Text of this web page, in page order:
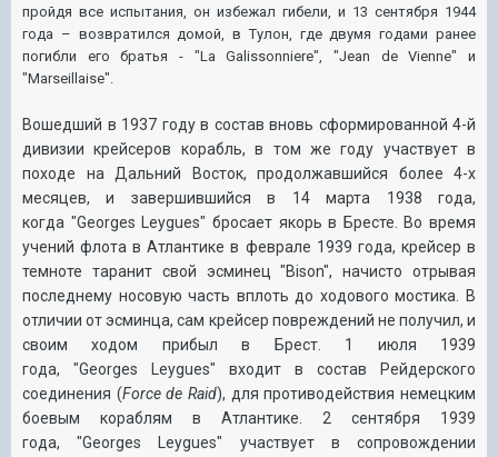
пройдя все испытания, он избежал гибели, и 13 сентября 1944
года – возвратился домой, в Тулон, где двумя годами ранее
погибли его братья - "La Galissonniere", "Jean de Vienne" и
"Marseillaise".
Вошедший в 1937 году в состав вновь сформированной 4-й
дивизии крейсеров корабль, в том же году участвует в
походе на Дальний Восток, продолжавшийся более 4-х
месяцев, и завершившийся в 14 марта 1938 года,
когда "Georges Leygues" бросает якорь в Бресте. Во время
учений флота в Атлантике в феврале 1939 года, крейсер в
темноте таранит свой эсминец "Bison", начисто отрывая
последнему носовую часть вплоть до ходового мостика. В
отличии от эсминца, сам крейсер повреждений не получил, и
своим ходом прибыл в Брест. 1 июля 1939
года, "Georges Leygues"
входит в состав Рейдерского
соединения (Force de Raid), для противодействия немецким
боевым кораблям в Атлантике. 2 сентября 1939
года, "Georges Leygues"
участвует в сопровождении